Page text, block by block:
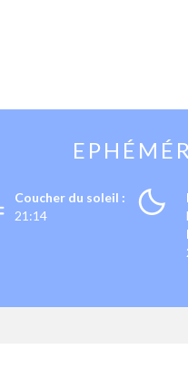
Coucher du soleil :
21:14